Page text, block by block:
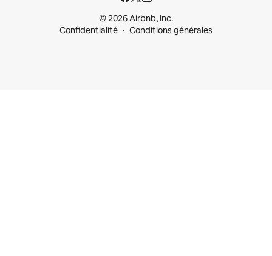
© 2026 Airbnb, Inc.
Confidentialité
Conditions générales